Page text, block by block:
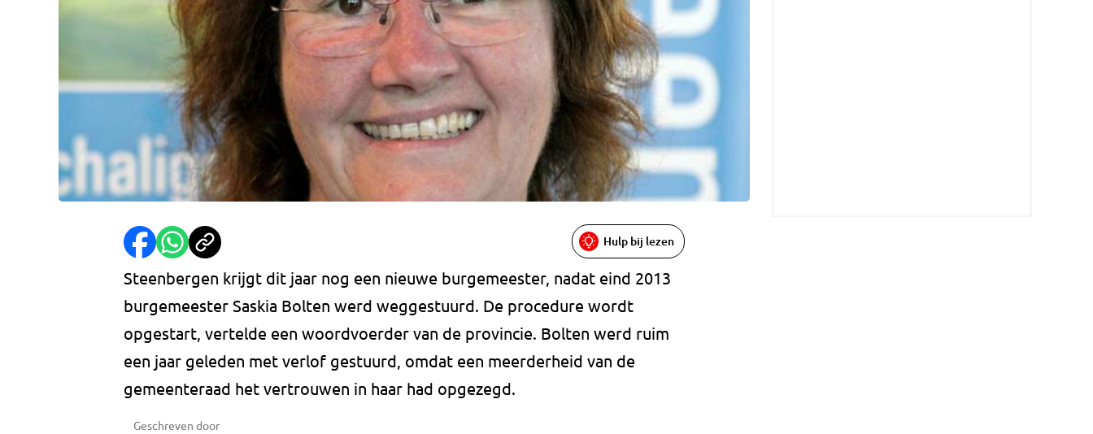
Hulp bij lezen
Steenbergen krijgt dit jaar nog een nieuwe burgemeester, nadat eind 2013
burgemeester Saskia Bolten werd weggestuurd. De procedure wordt
opgestart, vertelde een woordvoerder van de provincie. Bolten werd ruim
een jaar geleden met verlof gestuurd, omdat een meerderheid van de
gemeenteraad het vertrouwen in haar had opgezegd.
Geschreven door